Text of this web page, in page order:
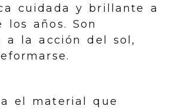
cuidada y brillante a
los años. Son
a la acción del sol,
el material que